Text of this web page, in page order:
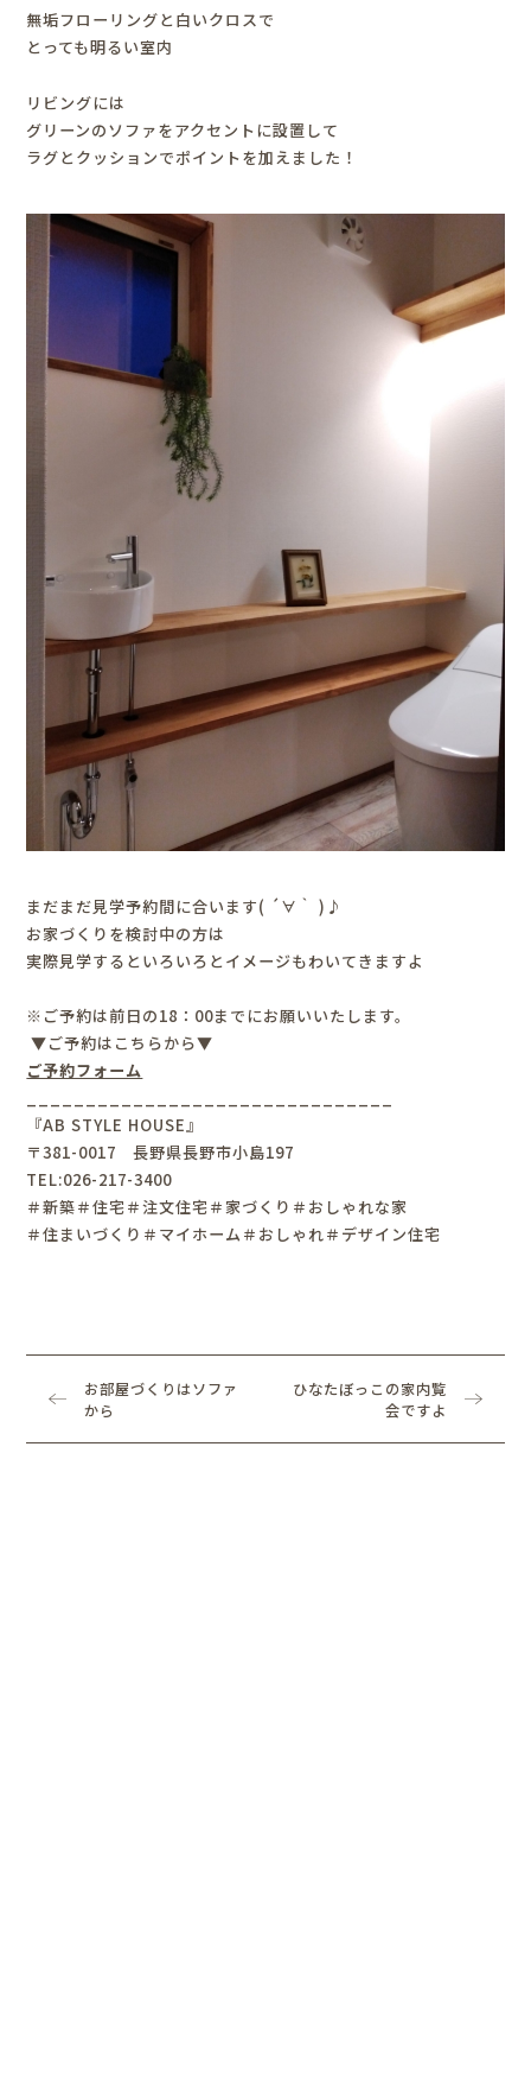
無垢フローリングと白いクロスで
とっても明るい室内
リビングには
グリーンのソファをアクセントに設置して
ラグとクッションでポイントを加えました！
まだまだ見学予約間に合います( ´∀｀ )♪
お家づくりを検討中の方は
実際見学するといろいろとイメージもわいてきますよ
※ご予約は前日の18：00までにお願いいたします。
▼ご予約はこちらから▼
ご予約フォーム
『AB STYLE HOUSE』
〒381-0017 長野県長野市小島197
TEL:026-217-3400
＃新築＃住宅＃注文住宅＃家づくり＃おしゃれな家
＃住まいづくり＃マイホーム＃おしゃれ＃デザイン住宅
お部屋づくりはソファ
から
ひなたぼっこの家内覧
会ですよ